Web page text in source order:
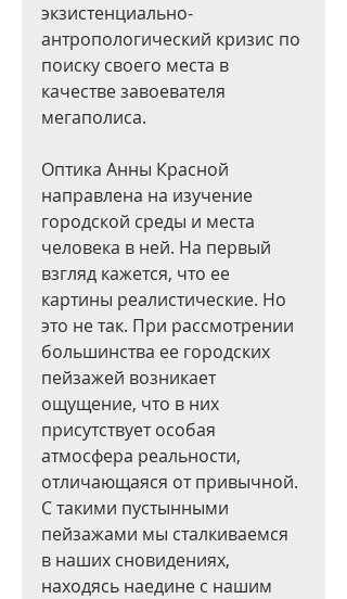
экзистенциально-
антропологический кризис по
поиску своего места в
качестве завоевателя
мегаполиса.
Оптика Анны Красной
направлена на изучение
городской среды и места
человека в ней. На первый
взгляд кажется, что ее
картины реалистические. Но
это не так. При рассмотрении
большинства ее городских
пейзажей возникает
ощущение, что в них
присутствует особая
атмосфера реальности,
отличающаяся от привычной.
С такими пустынными
пейзажами мы сталкиваемся
в наших сновидениях,
находясь наедине с нашим